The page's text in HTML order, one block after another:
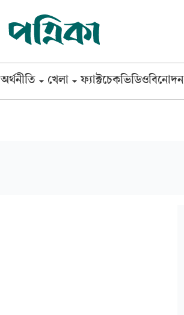
অর্থনীতি খেলা ফ্যাক্টচেকভিডিওবিনোদন